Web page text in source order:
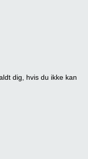
dig, hvis du ikke kan